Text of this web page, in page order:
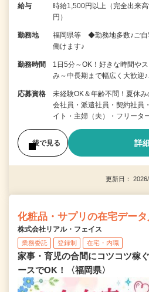
給与
時給1,500円以上（完全出来
円）
勤務地
福岡県等 ◆勤務地多数♪ご自
働けます♪
勤務時間
1日5分～OK！好きな時間や
み～中長期まで幅広く大歓迎
応募資格
未経験OK＆年齢不問！夏休
会社員・派遣社員・契約社員
イト・主婦（夫）・フリー
後で見る 詳
更新日：
化粧品・サプリの在宅データ
株式会社リアル・フェイス
業務委託 登録制 在宅・内職
家事・育児の合間にコツコツ稼
ースでOK！〈福岡県〉